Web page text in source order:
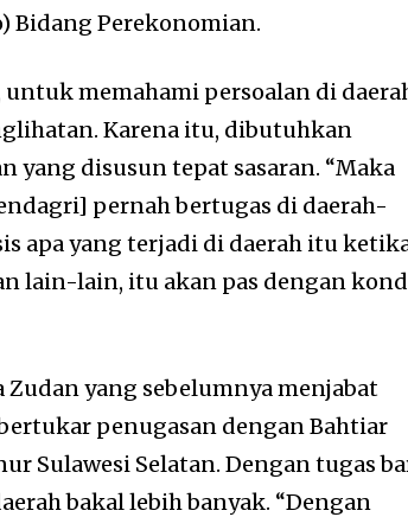
Bidang Perekonomian.
memahami persoalan di
Karena itu, dibutuhkan
yang disusun tepat sasaran. “Maka
pernah bertugas di daerah-
apa yang terjadi di daerah itu
lain-lain, itu akan pas dengan
yang sebelumnya menjabat
penugasan dengan Bahtiar
Sulawesi Selatan. Dengan tugas
bakal lebih banyak. “Dengan